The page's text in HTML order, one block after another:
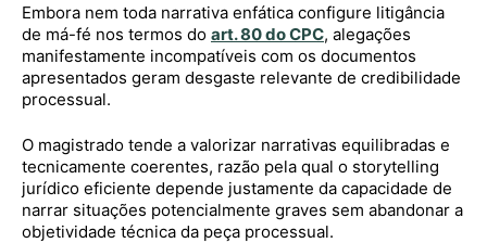
Embora nem toda narrativa enfática configure litigância
de má-fé nos termos do art. 80 do CPC, alegações
manifestamente incompatíveis com os documentos
apresentados geram desgaste relevante de credibilidade
processual.
O magistrado tende a valorizar narrativas equilibradas e
tecnicamente coerentes, razão pela qual o storytelling
jurídico eficiente depende justamente da capacidade de
narrar situações potencialmente graves sem abandonar a
objetividade técnica da peça processual.